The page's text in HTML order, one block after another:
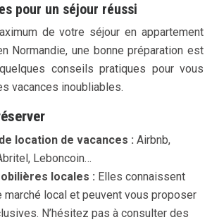
pour un séjour réussi
de votre séjour en appartement
Normandie, une bonne préparation est
conseils pratiques pour vous
vacances inoubliables.
location de vacances : Airbnb,
Leboncoin…
locales : Elles connaissent
marché local et peuvent vous proposer
N’hésitez pas à consulter des